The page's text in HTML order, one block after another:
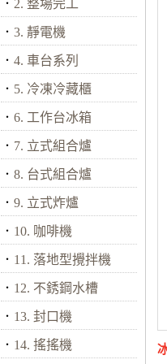
． 2. 整場完工
． 3. 靜電機
． 4. 車台系列
． 5. 冷凍冷藏櫃
． 6. 工作台冰箱
． 7. 立式組合爐
． 8. 台式組合爐
． 9. 立式炸爐
． 10. 咖啡機
． 11. 落地型攪拌機
． 12. 不銹鋼水槽
． 13. 封口機
． 14. 搖搖機